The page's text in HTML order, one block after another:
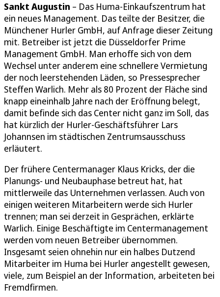
Sankt Augustin – Das Huma-Einkaufszentrum hat
ein neues Management. Das teilte der Besitzer, die
Münchener Hurler GmbH, auf Anfrage dieser Zeitung
mit. Betreiber ist jetzt die Düsseldorfer Prime
Management GmbH. Man erhoffe sich von dem
Wechsel unter anderem eine schnellere Vermietung
der noch leerstehenden Läden, so Pressesprecher
Steffen Warlich. Mehr als 80 Prozent der Fläche sind
knapp eineinhalb Jahre nach der Eröffnung belegt,
damit befinde sich das Center nicht ganz im Soll, das
hat kürzlich der Hurler-Geschäftsführer Lars
Johannsen im städtischen Zentrumsausschuss
erläutert.
Der frühere Centermanager Klaus Kricks, der die
Planungs- und Neubauphase betreut hat, hat
mittlerweile das Unternehmen verlassen. Auch von
einigen weiteren Mitarbeitern werde sich Hurler
trennen; man sei derzeit in Gesprächen, erklärte
Warlich. Einige Beschäftigte im Centermanagement
werden vom neuen Betreiber übernommen.
Insgesamt seien ohnehin nur ein halbes Dutzend
Mitarbeiter im Huma bei Hurler angestellt gewesen,
viele, zum Beispiel an der Information, arbeiteten bei
Fremdfirmen.